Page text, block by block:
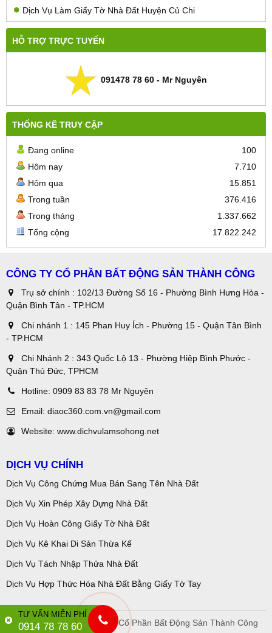
Dịch Vụ Làm Giấy Tờ Nhà Đất Huyện Củ Chi
HỖ TRỢ TRỰC TUYẾN
091478 78 60 - Mr Nguyên
THỐNG KÊ TRUY CẬP
Đang online
100
Hôm nay
7.710
Hôm qua
15.851
Trong tuần
376.416
Trong tháng
1.337.662
Tổng cộng
17.822.242
CÔNG TY CỔ PHẦN BẤT ĐỘNG SẢN THÀNH CÔNG
Trụ sở chính : 102/13 Đường Số 16 - Phường Bình Hưng Hòa -
Quận Bình Tân - TP.HCM
Chi nhánh 1 : 145 Phan Huy Ích - Phường 15 - Quận Tân Bình
- TP.HCM
Chi Nhánh 2 : 343 Quốc Lộ 13 - Phường Hiệp Bình Phước -
Quận Thủ Đức, TPHCM
Hotline: 0909 83 83 78 Mr Nguyên
Email: diaoc360.com.vn@gmail.com
Website: www.dichvulamsohong.net
DỊCH VỤ CHÍNH
Dịch Vụ Công Chứng Mua Bán Sang Tên Nhà Đất
Dịch Vụ Xin Phép Xây Dựng Nhà Đất
Dịch Vụ Hoàn Công Giấy Tờ Nhà Đất
Dịch Vụ Kê Khai Di Sản Thừa Kế
Dịch Vụ Tách Nhập Thửa Nhà Đất
Dịch Vụ Hợp Thức Hóa Nhà Đất Bằng Giấy Tờ Tay
Copyright © 2018 Công Ty Cổ Phần Bất Động Sản Thành Công
TƯ VẤN MIỄN PHÍ
0914 78 78 60